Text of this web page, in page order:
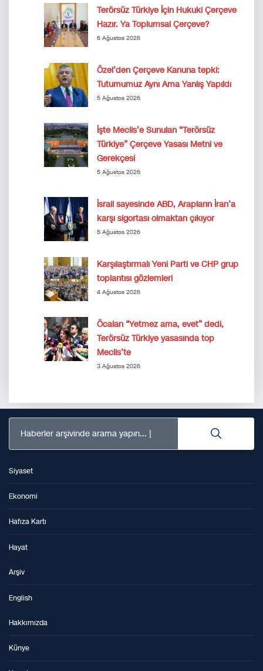
Terörsüz Türkiye İçin Hukuki Çerçeve
Hazır. Ya Toplumsal Çerçeve?
6 Ağustos 2026
Özel’den Çerçeve Kanuna tepki:
Tutumumuz Aynı Ama Yanlış Yapıldı
5 Ağustos 2026
İşte Meclis’e Sunulan “Terörsüz
Türkiye” Çerçeve Yasası Metni ve
Gerekçesi
5 Ağustos 2026
İsrail sayesinde ABD, Arapların İran’a
karşı sigortası olmaktan çıkıyor
5 Ağustos 2026
Karşılaştırmalı Yeni Parti ve CHP grup
toplantısı gözlemleri
4 Ağustos 2026
Öcalan “Yetmez ama, evet” dedi,
Terörsüz Türkiye yasasında top
Meclis’te
3 Ağustos 2026
Haberler arşivinde arama yapın...
Siyaset
Ekonomi
Hafıza Kartı
Hayat
Arşiv
English
Hakkımızda
Künye